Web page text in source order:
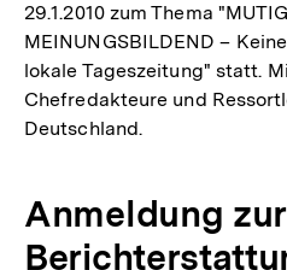
29.1.2010 zum Thema
MEINUNGSBILDEND –
lokale Tageszeitung" statt.
Chefredakteure und
Deutschland.
Anmeldung zur